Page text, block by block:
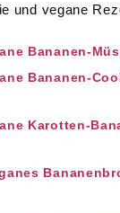
und vegane
Bananen-
Bananen-
Karotten-